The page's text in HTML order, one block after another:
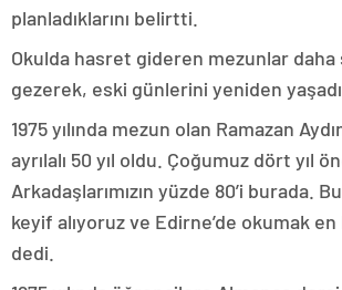
planladıklarını belirtti.
Okulda hasret gideren mezunlar daha
gezerek, eski günlerini yeniden yaşadı.
1975 yılında mezun olan Ramazan
ayrılalı 50 yıl oldu. Çoğumuz dört yıl
Arkadaşlarımızın yüzde 80’i burada.
keyif alıyoruz ve Edirne’de okumak en
dedi.